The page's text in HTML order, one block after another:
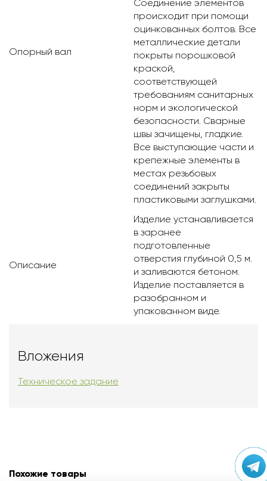
Опорный вал
Соединение элементов
происходит при помощи
оцинкованных болтов. Все
металлические детали
покрыты порошковой
краской,
соответствующей
требованиям санитарных
норм и экологической
безопасности. Сварные
швы зачищены, гладкие.
Все выступающие части и
крепежные элементы в
местах резьбовых
соединений закрыты
пластиковыми заглушками.
Описание
Изделие устанавливается
в заранее
подготовленные
отверстия глубиной 0,5 м.
и заливаются бетоном.
Изделие поставляется в
разобранном и
упакованном виде.
Вложения
Техническое задание
Похожие товары